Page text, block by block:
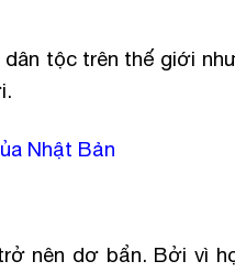
dân tộc trên thế giới
Nhật Bản
nên dơ bẩn. Bởi vì